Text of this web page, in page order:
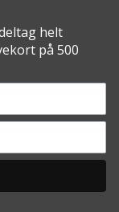
helt
på 500